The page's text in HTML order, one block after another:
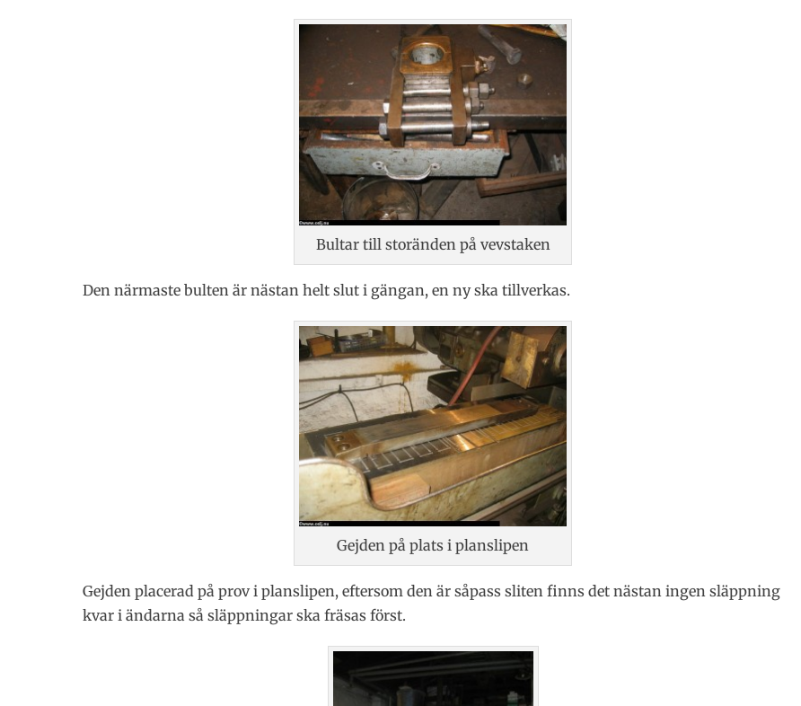
Bultar till storänden på vevstaken
Den närmaste bulten är nästan helt slut i gängan, en ny ska tillverkas.
Gejden på plats i planslipen
Gejden placerad på prov i planslipen, eftersom den är såpass sliten finns det nästan ingen släppning
kvar i ändarna så släppningar ska fräsas först.